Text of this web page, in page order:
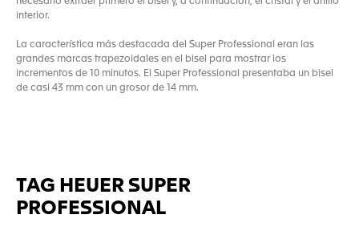
interior.
La característica más destacada del Super Professional eran las
grandes marcas trapezoidales en el bisel para mostrar los
incrementos de 10 minutos. El Super Professional presentaba un bisel
de casi 43 mm con un grosor de 14 mm.
TAG HEUER SUPER
PROFESSIONAL